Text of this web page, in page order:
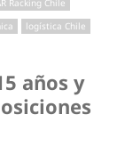
Racking Chile
logística Chile
años y